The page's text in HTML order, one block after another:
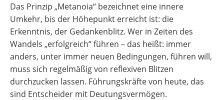
Das Prinzip „Metanoia“ bezeichnet eine innere
Umkehr, bis der Höhepunkt erreicht ist: die
Erkenntnis, der Gedankenblitz. Wer in Zeiten des
Wandels „erfolgreich“ führen – das heißt: immer
anders, unter immer neuen Bedingungen, führen will,
muss sich regelmäßig von reflexiven Blitzen
durchzucken lassen. Führungskräfte von heute, das
sind Entscheider mit Deutungsvermögen.